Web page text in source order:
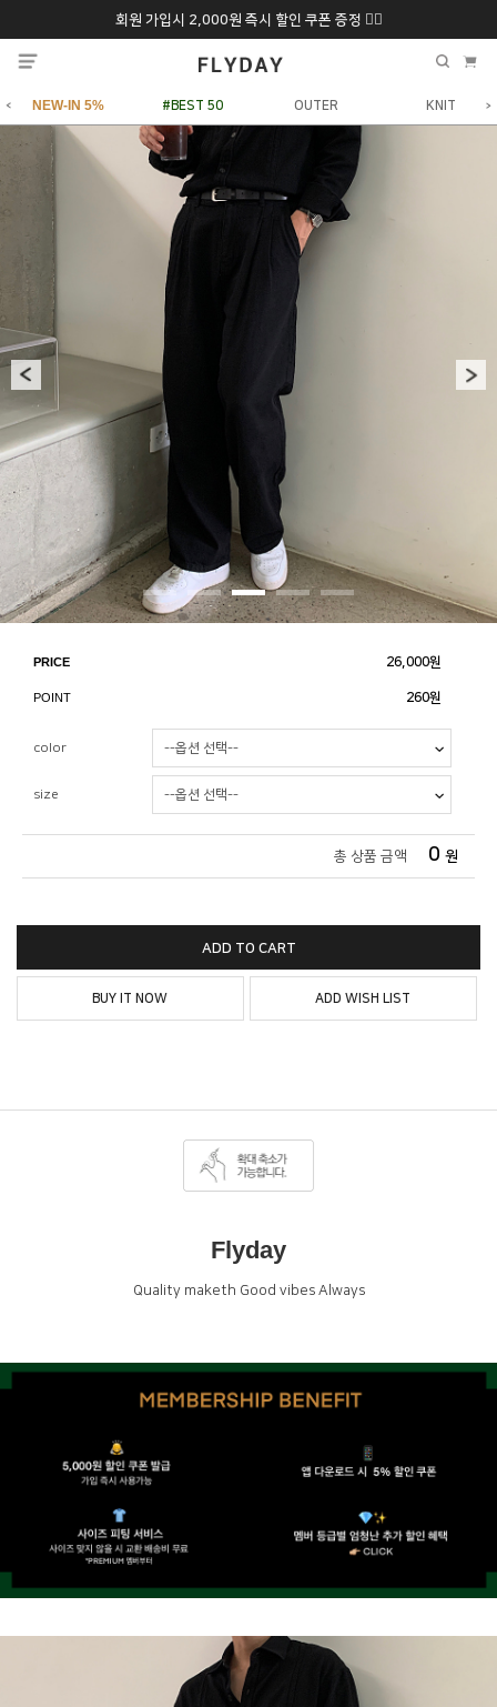
회원 가입시 2,000원 즉시 할인 쿠폰 증정 ❤️‍🔥
추석 특별 할인 10~20% 9/6 화 ~ 9/12월
NEW-IN 5% #BEST 50 OUTER KNIT
PRICE 26,000원
POINT 260원
color
size
총 상품 금액 0 원
ADD TO CART
BUY IT NOW ADD WISH LIST
Flyday
Quality maketh Good vibes Always